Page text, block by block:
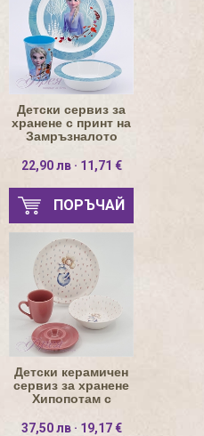
Детски сервиз за
хранене с принт на
Замръзналото
пластмаса
22,90 лв · 11,71 €
ПОРЪЧАЙ
Детски керамичен
сервиз за хранене
Хипопотам с
37,50 лв · 19,17 €